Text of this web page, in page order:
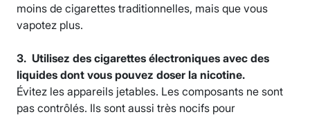
moins de cigarettes traditionnelles, mais que vous
vapotez plus.
3. Utilisez des cigarettes électroniques avec des
liquides dont vous pouvez doser la nicotine.
Évitez les appareils jetables. Les composants ne sont
pas contrôlés. Ils sont aussi très nocifs pour